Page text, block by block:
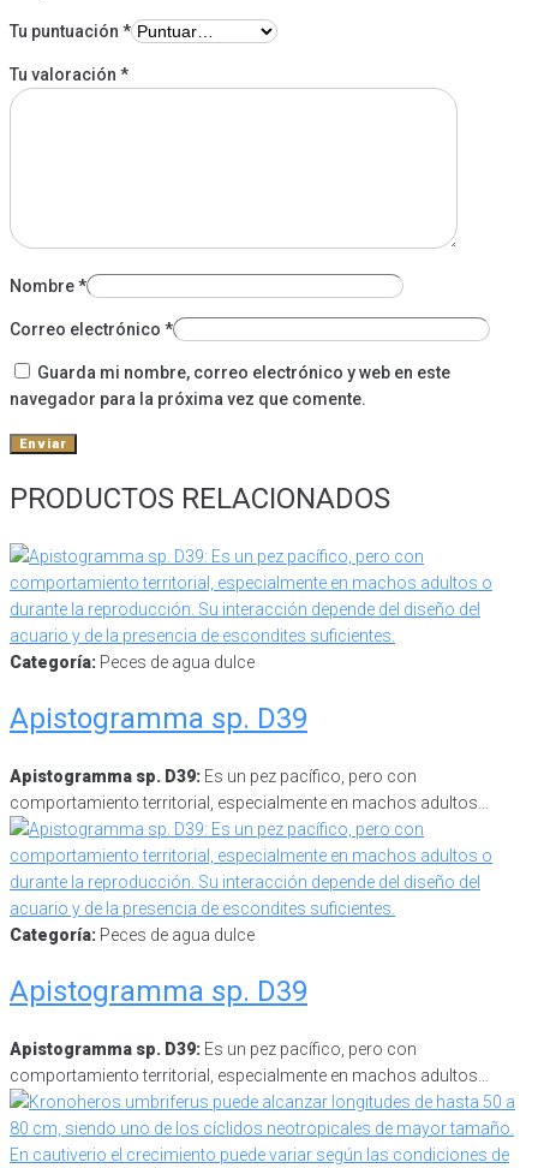
Tu puntuación *
Tu valoración *
Nombre*
Correo electrónico *
Guarda mi nombre, correo electrónico y web en este
navegador para la próxima vez que comente.
PRODUCTOS RELACIONADOS
Categoría: Peces de agua dulce
Apistogramma sp. D39
Apistogramma sp. D39: Es un pez pacífico, pero con
comportamiento territorial, especialmente en machos adultos…
Categoría: Peces de agua dulce
Apistogramma sp. D39
Apistogramma sp. D39: Es un pez pacífico, pero con
comportamiento territorial, especialmente en machos adultos…